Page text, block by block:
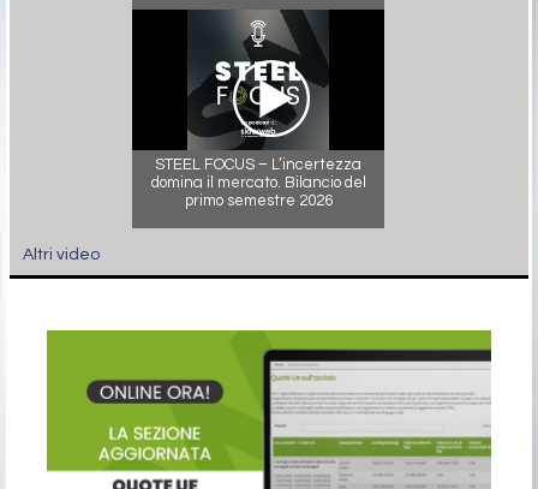
STEEL FOCUS – L’incertezza
domina il mercato. Bilancio del
primo semestre 2026
Altri video